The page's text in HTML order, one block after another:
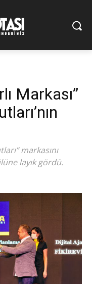
Markası”
markasını
layık gördü.